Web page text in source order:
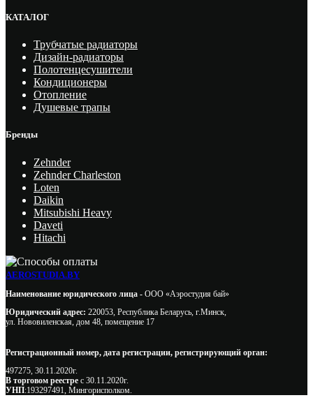
КАТАЛОГ
Трубчатые радиаторы
Дизайн-радиаторы
Полотенцесушители
Кондиционеры
Отопление
Душевые трапы
Бренды
Zehnder
Zehnder Charleston
Loten
Daikin
Mitsubishi Heavy
Daveti
Hitachi
AEROSTUDIA.BY
Наименование юридического лица - ООО «Аэростудия бай»
Юридический адрес: 220053, Республика Беларусь, г.Минск,
ул. Нововиленская, дом 48, помещение 17
Регистрационный номер, дата регистрации, регистрирующий орган:
497275, 30.11.2020г.
В торговом реестре с 30.11.2020г.
УНП:193297491, Мингорисполком.